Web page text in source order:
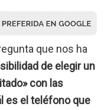
que nos ha
de elegir un
con las
es el teléfono que